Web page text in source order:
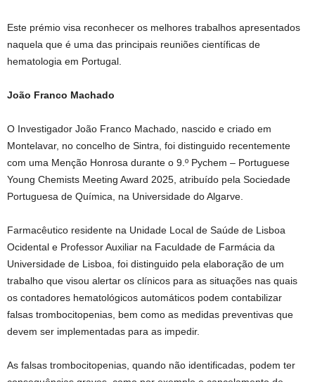
Este prémio visa reconhecer os melhores trabalhos apresentados
naquela que é uma das principais reuniões científicas de
hematologia em Portugal.
João Franco Machado
O Investigador João Franco Machado, nascido e criado em
Montelavar, no concelho de Sintra, foi distinguido recentemente
com uma Menção Honrosa durante o 9.º Pychem – Portuguese
Young Chemists Meeting Award 2025, atribuído pela Sociedade
Portuguesa de Química, na Universidade do Algarve.
Farmacêutico residente na Unidade Local de Saúde de Lisboa
Ocidental e Professor Auxiliar na Faculdade de Farmácia da
Universidade de Lisboa, foi distinguido pela elaboração de um
trabalho que visou alertar os clínicos para as situações nas quais
os contadores hematológicos automáticos podem contabilizar
falsas trombocitopenias, bem como as medidas preventivas que
devem ser implementadas para as impedir.
As falsas trombocitopenias, quando não identificadas, podem ter